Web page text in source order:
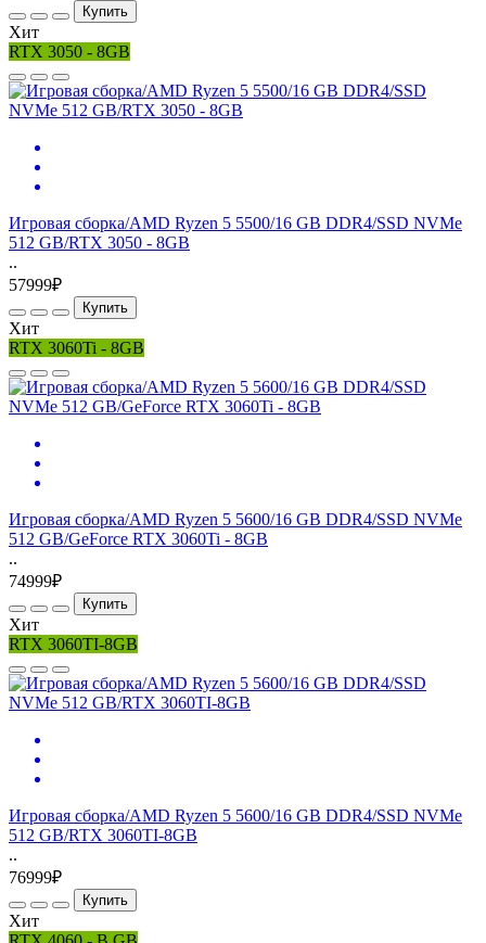
Купить
Хит
RTX 3050 - 8GB
Игровая сборка/AMD Ryzen 5 5500/16 GB DDR4/SSD NVMe
512 GB/RTX 3050 - 8GB
..
57999₽
Купить
Хит
RTX 3060Ti - 8GB
Игровая сборка/AMD Ryzen 5 5600/16 GB DDR4/SSD NVMe
512 GB/GeForce RTX 3060Ti - 8GB
..
74999₽
Купить
Хит
RTX 3060TI-8GB
Игровая сборка/AMD Ryzen 5 5600/16 GB DDR4/SSD NVMe
512 GB/RTX 3060TI-8GB
..
76999₽
Купить
Хит